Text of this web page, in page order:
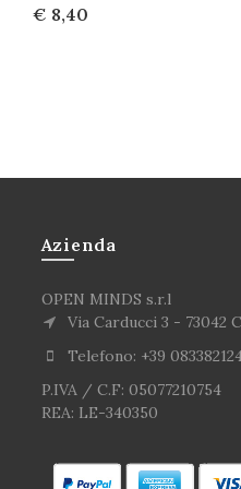
€ 8,40
Azienda
OPEN MINDS s.r.l
Via Carducci 3 - 73042
Telefono: +39
P.IVA / C.F: 05077210754
REA: LE-340350